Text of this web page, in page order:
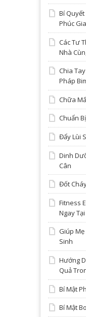
Bí
Phúc
Các Tư
Nhà
Chia
Pháp
Chữa
Chuẩn
Đẩy Lùi
Dinh
Cân
Đốt
Fitness
Ngay
Giúp
Sinh
Hướng
Quả
Bí Mật
Bí Mật